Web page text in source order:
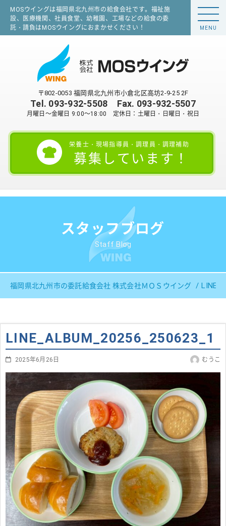
MOSウイングは福岡県北九州市の給食会社です。福祉施
設、医療機関、社員食堂、幼稚園、工場などの給食の委
託・請負はMOSウイングにおまかせください！
〒802-0053 福岡県北九州市小倉北区高坊2-9-25 2F
Tel. 093-932-5508 Fax. 093-932-5507
月曜日～金曜日 9:00～18:00 定休日：土曜日・日曜日・祝日
栄養士・現場指導員・調理員・調理補助
募集しています！
MENU
スタッフブログ
Staff Blog
福岡県北九州市の委託給食会社 株式会社ＭＯＳウイング
LINE_ALBUM_20256_250623_1
2025年6月26日 むうこ